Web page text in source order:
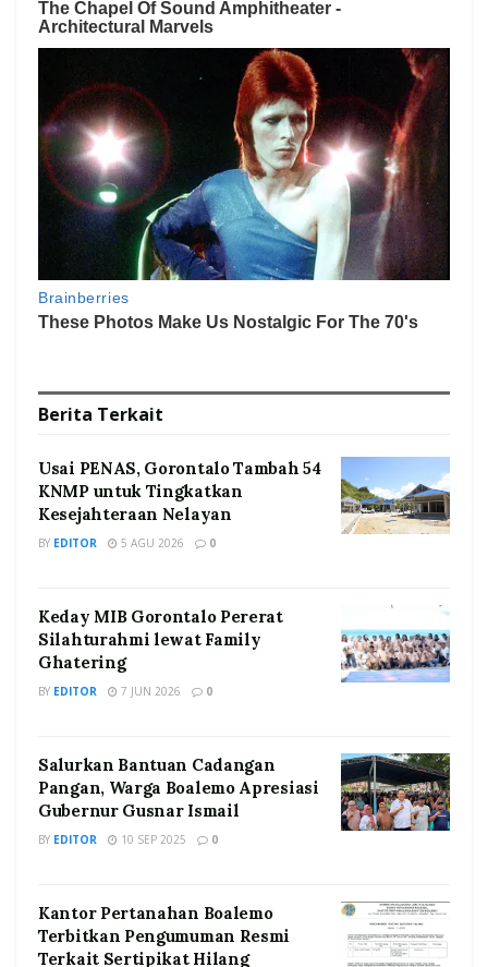
Berita Terkait
Usai PENAS, Gorontalo Tambah 54
KNMP untuk Tingkatkan
Kesejahteraan Nelayan
BY EDITOR 5 AGU 2026 0
Keday MIB Gorontalo Pererat
Silahturahmi lewat Family
Ghatering
BY EDITOR 7 JUN 2026 0
Salurkan Bantuan Cadangan
Pangan, Warga Boalemo Apresiasi
Gubernur Gusnar Ismail
BY EDITOR 10 SEP 2025 0
Kantor Pertanahan Boalemo
Terbitkan Pengumuman Resmi
Terkait Sertipikat Hilang